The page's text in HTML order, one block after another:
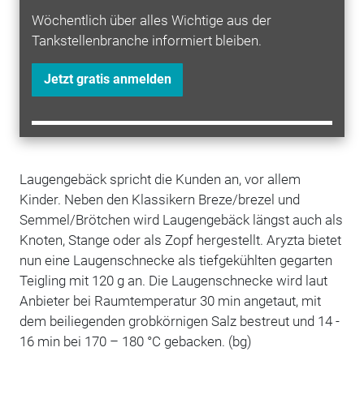
Wöchentlich über alles Wichtige aus der
Tankstellenbranche informiert bleiben.
Jetzt gratis anmelden
Laugengebäck spricht die Kunden an, vor allem
Kinder. Neben den Klassikern Breze/brezel und
Semmel/Brötchen wird Laugengebäck längst auch als
Knoten, Stange oder als Zopf hergestellt. Aryzta bietet
nun eine Laugenschnecke als tiefgekühlten gegarten
Teigling mit 120 g an. Die Laugenschnecke wird laut
Anbieter bei Raumtemperatur 30 min angetaut, mit
dem beiliegenden grobkörnigen Salz bestreut und 14 -
16 min bei 170 – 180 °C gebacken. (bg)